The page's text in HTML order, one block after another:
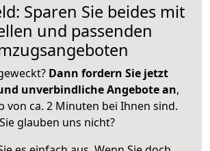
Sparen Sie beides mit
und passenden
Dann fordern Sie jetzt
unverbindliche Angebote an,
von ca. 2 Minuten bei Ihnen sind.
Sie glauben uns nicht?